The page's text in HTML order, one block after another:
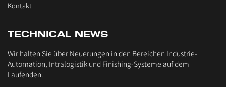
Kontakt
TECHNICAL NEWS
Wir halten Sie über Neuerungen in den Bereichen Industrie-
Automation, Intralogistik und Finishing-Systeme auf dem
Laufenden.